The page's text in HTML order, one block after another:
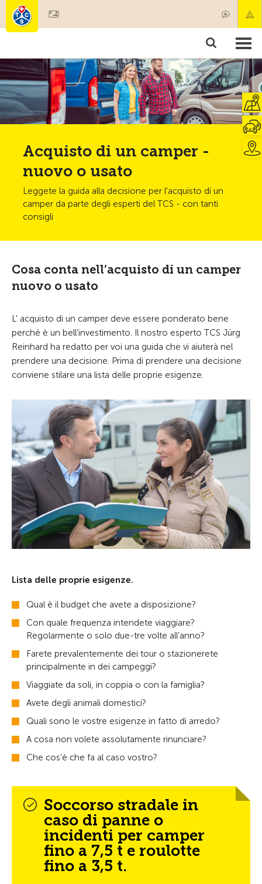
Societariato & prestazioni
Test, sicurezza & salute
Acquisto di un camper -
nuovo o usato
Leggete la guida alla decisione per l'acquisto di un
camper da parte degli esperti del TCS - con tanti
consigli
Cosa conta nell’acquisto di un camper
nuovo o usato
L' acquisto di un camper deve essere ponderato bene
perché è un bell’investimento. Il nostro esperto TCS Jürg
Reinhard ha redatto per voi una guida che vi aiuterà nel
prendere una decisione. Prima di prendere una decisione
conviene stilare una lista delle proprie esigenze.
Lista delle proprie esigenze.
Qual è il budget che avete a disposizione?
Con quale frequenza intendete viaggiare?
Regolarmente o solo due-tre volte all’anno?
Farete prevalentemente dei tour o stazionerete
principalmente in dei campeggi?
Viaggiate da soli, in coppia o con la famiglia?
Avete degli animali domestici?
Quali sono le vostre esigenze in fatto di arredo?
A cosa non volete assolutamente rinunciare?
Che cos’è che fa al caso vostro?
Soccorso stradale in
caso di panne o
incidenti per camper
fino a 7,5 t e roulotte
fino a 3,5 t.